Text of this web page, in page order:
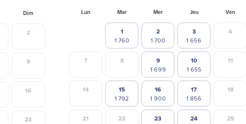
Dim
2
9
16
23
Lun Mar Mer Jeu Ven
1 2 3 4
7 8 9 10 11
14 15 16 17 18
21 22 23 24 25